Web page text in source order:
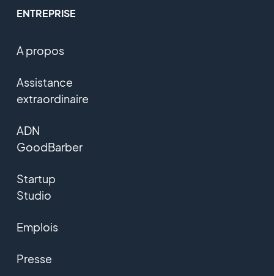
ENTREPRISE
A propos
Assistance
extraordinaire
ADN
GoodBarber
Startup
Studio
Emplois
Presse